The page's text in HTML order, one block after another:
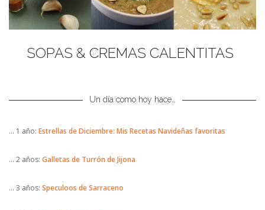
SOPAS & CREMAS CALENTITAS
Un día como hoy hace…
… 1 año: Estrellas de Diciembre: Mis Recetas Navideñas favoritas
… 2 años: Galletas de Turrón de Jijona
… 3 años: Speculoos de Sarraceno